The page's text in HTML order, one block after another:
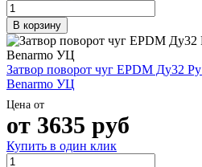
В корзину
Затвор поворот чуг EPDM Ду32
Benarmo УЦ
Цена от
от 3635 руб
Купить в один клик